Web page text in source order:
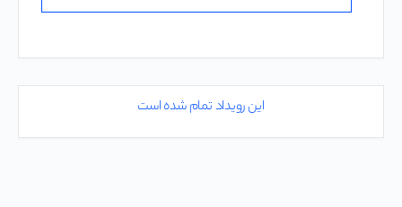
این رویداد تمام شده است